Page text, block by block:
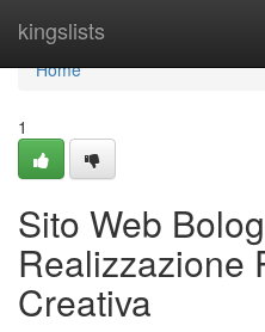
kingslists
Home
Home
1
Sito Web
Realizzazione
Creativa